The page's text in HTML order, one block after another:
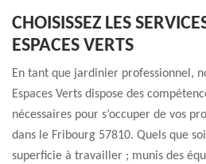
CHOISISSEZ LES
ESPACES VERTS
En tant que jardinier professionnel,
Espaces Verts dispose des
nécessaires pour s’occuper de vos
dans le Fribourg 57810. Quels que
superficie à travailler ; munis des